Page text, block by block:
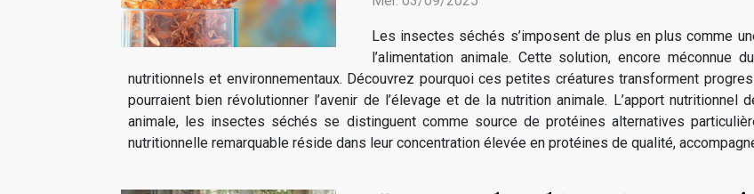
Les insectes séchés s’imposent de plus en plus comme
l’alimentation animale. Cette solution, encore méconnue
nutritionnels et environnementaux. Découvrez pourquoi ces petites créatures transforment
pourraient bien révolutionner l’avenir de l’élevage et de la nutrition animale. L’apport
animale, les insectes séchés se distinguent comme source de protéines alternatives
nutritionnelle remarquable réside dans leur concentration élevée en protéines de qualité,